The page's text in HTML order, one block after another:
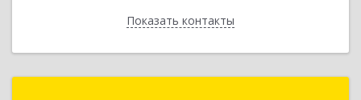
Показать контакты
Назад